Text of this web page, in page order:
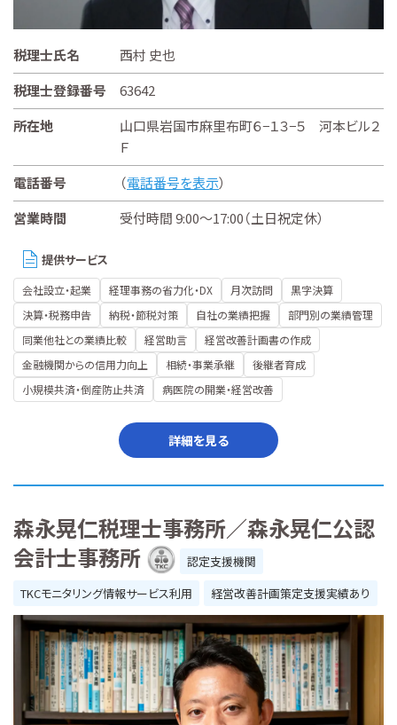
税理士氏名
西村 史也
税理士登録番号
63642
所在地
山口県岩国市麻里布町６−１３−５ 河本ビル２
Ｆ
電話番号
（電話番号を表示）
営業時間
受付時間 9:00～17:00（土日祝定休）
提供サービス
会社設立・起業 経理事務の省力化・DX 月次訪問
黒字決算
決算・税務申告
納税・節税対策 自社の業績把握
部門別の業績管理
同業他社との業績比較
経営助言
経営改善計画書の作成
金融機関からの信用力向上
相続・事業承継
後継者育成
小規模共済・倒産防止共済
病医院の開業・経営改善
詳細を見る
森永晃仁税理士事務所／森永晃仁公認
会計士事務所
認定支援機関
TKCモニタリング情報サービス利用
経営改善計画策定支援実績あり